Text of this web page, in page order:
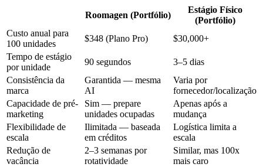
Roomagen (Portfólio)
Estágio Físico
(Portfólio)
Custo anual para
100 unidades
$348 (Plano Pro)
$30,000+
Tempo de estágio
por unidade
90 segundos
3–5 dias
Consistência da
marca
Garantida — mesma
AI
Varia por
fornecedor/localização
Capacidade de pré-
marketing
Sim — prepare
unidades ocupadas
Apenas após a
mudança
Flexibilidade de
escala
Ilimitada — baseada
em créditos
Logística limita a
escala
Redução de
vacância
2–3 semanas por
rotatividade
Similar, mas 100x
mais caro